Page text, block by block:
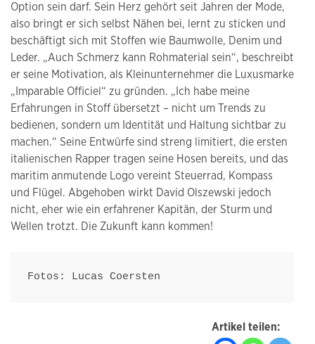
Option sein darf. Sein Herz gehört seit Jahren der Mode,
also bringt er sich selbst Nähen bei, lernt zu sticken und
beschäftigt sich mit Stoffen wie Baumwolle, Denim und
Leder. „Auch Schmerz kann Rohmaterial sein“, beschreibt
er seine Motivation, als Kleinunternehmer die Luxusmarke
„Imparable Officiel“ zu gründen. „Ich habe meine
Erfahrungen in Stoff übersetzt – nicht um Trends zu
bedienen, sondern um Identität und Haltung sichtbar zu
machen.“ Seine Entwürfe sind streng limitiert, die ersten
italienischen Rapper tragen seine Hosen bereits, und das
maritim anmutende Logo vereint Steuerrad, Kompass
und Flügel. Abgehoben wirkt David Olszewski jedoch
nicht, eher wie ein erfahrener Kapitän, der Sturm und
Wellen trotzt. Die Zukunft kann kommen!
Fotos: Lucas Coersten
Artikel teilen: